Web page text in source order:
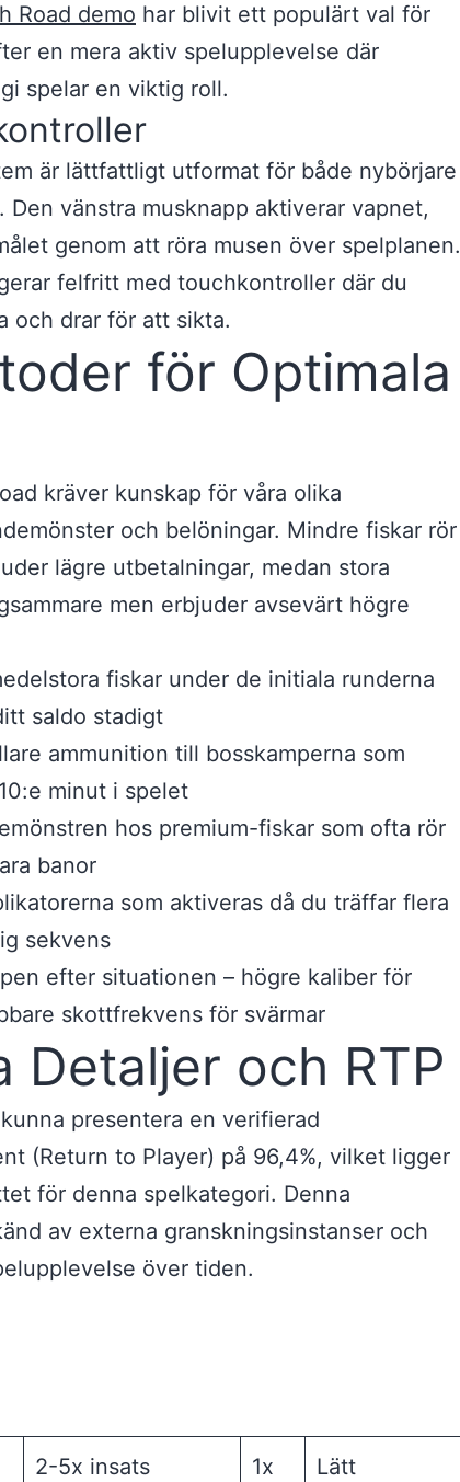
Road demo har blivit ett populärt val för
en mera aktiv spelupplevelse där
spelar en viktig roll.
är lättfattligt utformat för både nybörjare
Den vänstra musknapp aktiverar vapnet,
genom att röra musen över spelplanen.
felfritt med touchkontroller där du
och drar för att sikta.
för Optimala
kräver kunskap för våra olika
och belöningar. Mindre fiskar rör
lägre utbetalningar, medan stora
men erbjuder avsevärt högre
fiskar under de initiala runderna
saldo stadigt
ammunition till bosskamperna som
minut i spelet
hos premium-fiskar som ofta rör
banor
som aktiveras då du träffar flera
sekvens
efter situationen – högre kaliber för
skottfrekvens för svärmar
Detaljer och RTP
presentera en verifierad
(Return to Player) på 96,4%, vilket ligger
för denna spelkategori. Denna
av externa granskningsinstanser och
över tiden.
2-5x insats 1x Lätt